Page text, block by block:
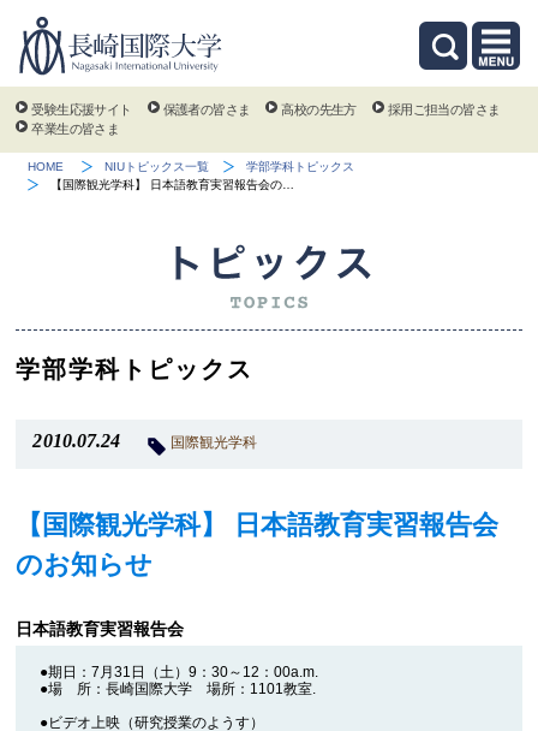
受験生応援サイト 保護者の皆さま 高校の先生方
採用ご担当の皆さま
卒業生の皆さま
HOME NIUトピックス一覧
学部学科トピックス
【国際観光学科】 日本語教育実習報告会の…
学部学科トピックス
2010.07.24 国際観光学科
【国際観光学科】 日本語教育実習報告会
のお知らせ
日本語教育実習報告会
●期日：7月31日（土）9：30～12：00a.m.
●場 所：長崎国際大学 場所：1101教室.
●ビデオ上映（研究授業のようす）